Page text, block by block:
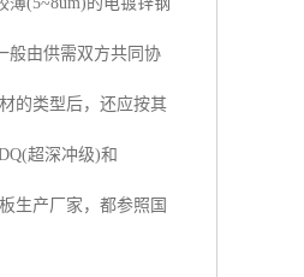
般由供需双方共同协
的类型后，还应按其
超深冲级)和
生产厂家，都参照国